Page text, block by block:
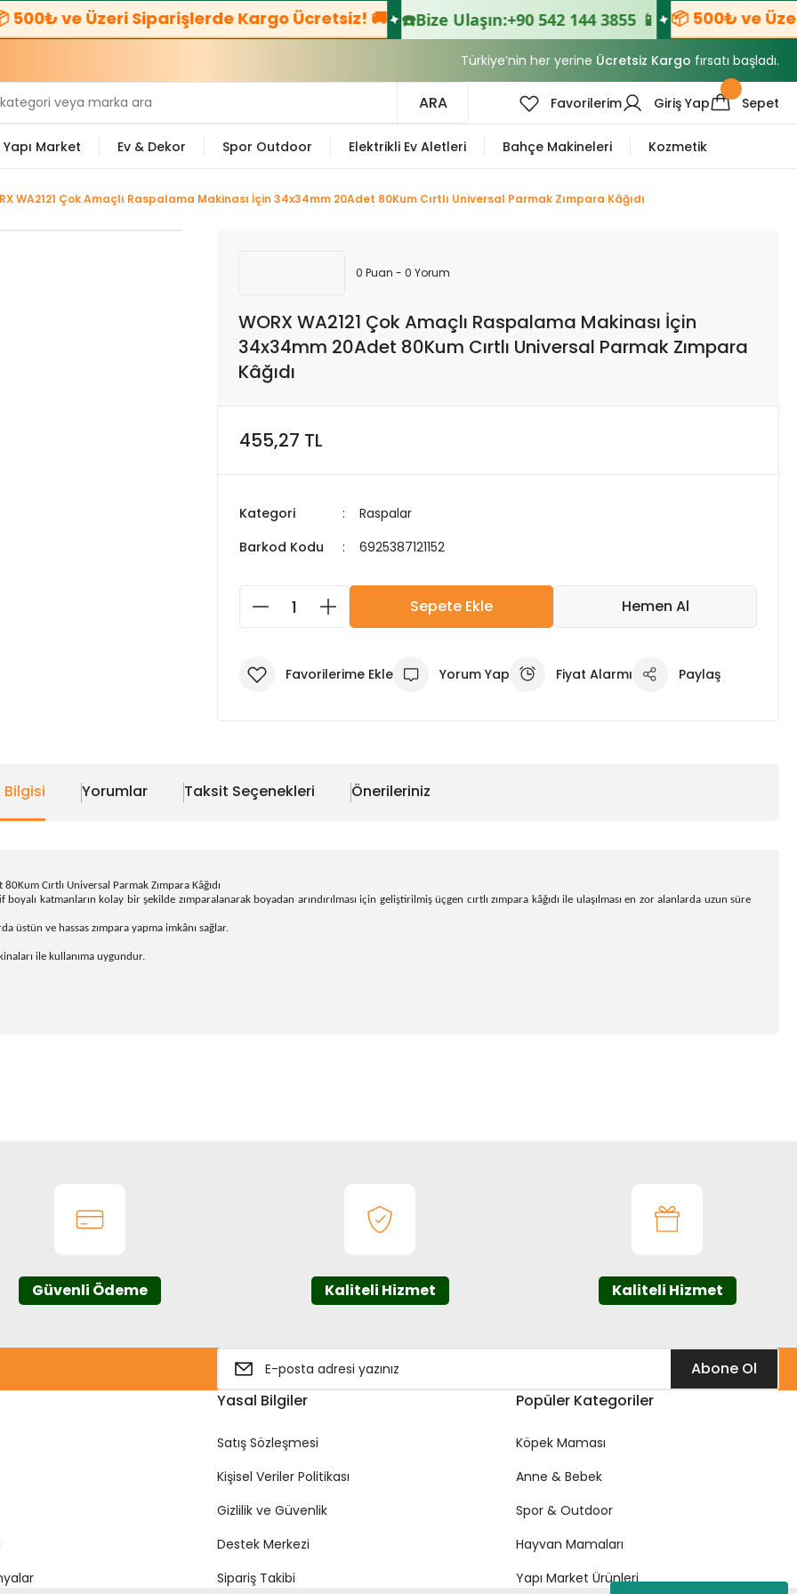
ve Üzeri Siparişlerde Kargo Ücretsiz! 🚚 ☎️Bize Ulaşın:+90 542 144 3855 📱 📦 500₺ ve
Türkiye’nin her yerine Ücretsiz Kargo fırsatı başladı.
ARA Favorilerim Giriş Yap Sepet
Yapı Market Ev & Dekor Spor Outdoor Elektrikli Ev Aletleri Bahçe Makineleri Kozmetik
WA2121 Çok Amaçlı Raspalama Makinası İçin 34x34mm 20Adet 80Kum Cırtlı Universal Parmak Zımpara Kâğıdı
0 Puan - 0 Yorum
WORX WA2121 Çok Amaçlı Raspalama Makinası İçin
34x34mm 20Adet 80Kum Cırtlı Universal Parmak Zımpara
Kâğıdı
455,27 TL
Kategori
Raspalar
Barkod Kodu
6925387121152
Sepete Ekle Hemen Al
Yorum Yap Fiyat Alarmı Paylaş
Bilgisi Yorumlar Taksit Seçenekleri Önerileriniz
Cırtlı Universal Parmak Zımpara Kâğıdı
katmanların kolay bir şekilde zımparalanarak boyadan arındırılması için geliştirilmiş üçgen cırtlı zımpara kâğıdı ile ulaşılması en zor alanlarda uzun süre
üstün ve hassas zımpara yapma imkânı sağlar.
ile kullanıma uygundur.
Güvenli Ödeme Kaliteli Hizmet Kaliteli Hizmet
Abone Ol
Yasal Bilgiler
Satış Sözleşmesi
Kişisel Veriler Politikası
Gizlilik ve Güvenlik
Destek Merkezi
Sipariş Takibi
Popüler Kategoriler
Köpek Maması
Anne & Bebek
Spor & Outdoor
Hayvan Mamaları
Yapı Market Ürünleri